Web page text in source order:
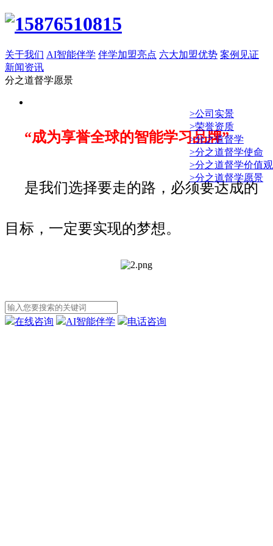
关于我们 AI智能伴学 伴学加盟亮点 六大加盟优势 案例见证
新闻资讯
分之道督学愿景
>公司实景
>荣誉资质
>分之道督学
>分之道督学使命
>分之道督学价值观
>分之道督学愿景
“成为享誉全球的智能学习品牌”
是我们选择要走的路，必须要达成的
目标，一定要实现的梦想。
在线咨询 AI智能伴学 电话咨询